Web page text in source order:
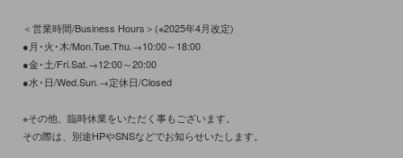
＜営業時間/Business Hours＞(※2025年4月改定)
●月･火･木/Mon.Tue.Thu.→10:00～18:00
●金･土/Fri.Sat.→12:00～20:00
●水･日/Wed.Sun.→定休日/Closed
※その他、臨時休業をいただく事もございます。
その際は、別途HPやSNSなどでお知らせいたします。